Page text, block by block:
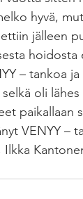
hyvä,
jälleen
– tankoa
oli
paikallaan
VENYY –